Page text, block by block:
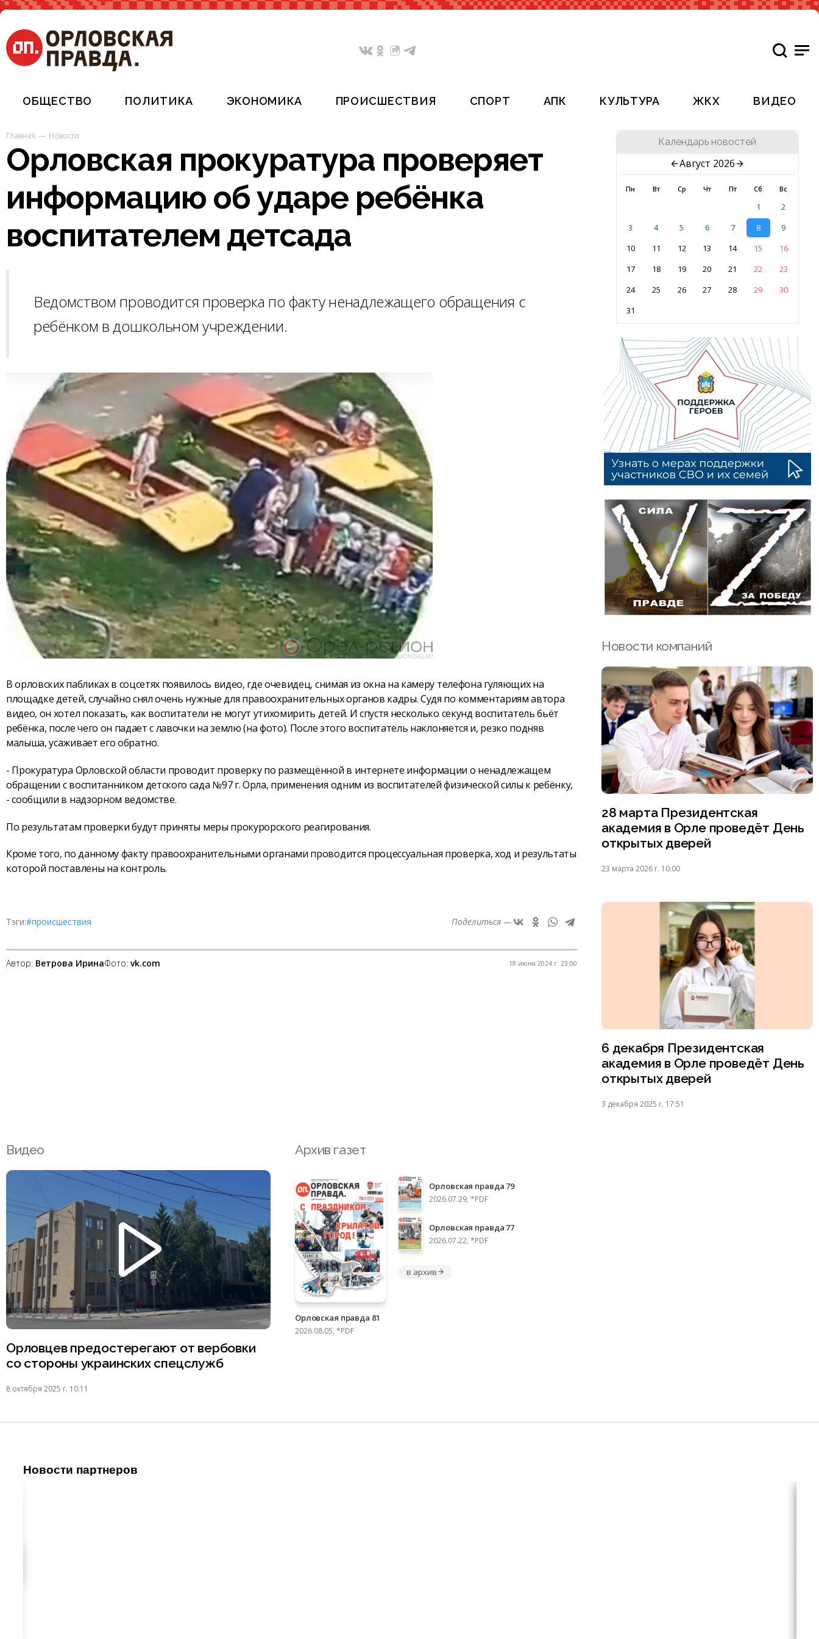
ОБЩЕСТВО ПОЛИТИКА ЭКОНОМИКА ПРОИСШЕСТВИЯ СПОРТ АПК КУЛЬТУРА ЖКХ ВИДЕО
Главная Новости
Орловская прокуратура проверяет
информацию об ударе ребёнка
воспитателем детсада
Ведомством проводится проверка по факту ненадлежащего обращения с
ребёнком в дошкольном учреждении.
В орловских пабликах в соцсетях появилось видео, где очевидец, снимая из окна на камеру телефона гуляющих на
площадке детей, случайно снял очень нужные для правоохранительных органов кадры. Судя по комментариям автора
видео, он хотел показать, как воспитатели не могут утихомирить детей. И спустя несколько секунд воспитатель бьёт
ребёнка, после чего он падает с лавочки на землю (на фото). После этого воспитатель наклоняется и, резко подняв
малыша, усаживает его обратно.
- Прокуратура Орловской области проводит проверку по размещённой в интернете информации о ненадлежащем
обращении с воспитанником детского сада №97 г. Орла, применения одним из воспитателей физической силы к ребёнку,
- сообщили в надзорном ведомстве.
По результатам проверки будут приняты меры прокурорского реагирования.
Кроме того, по данному факту правоохранительными органами проводится процессуальная проверка, ход и результаты
которой поставлены на контроль.
Тэги:#происшествия Поделиться —
Автор: Ветрова ИринаФото: vk.com 18 июня 2024 г. 23:00
Календарь новостей
Август 2026
Пн Вт Ср Чт Пт Сб Вс
1
2
3
4 5 6 7 8
9
10
11 12 13 14 15
16
17
18 19 20 21 22
23
24
25 26 27 28 29
30
31
Новости компаний
28 марта Президентская
академия в Орле проведёт День
открытых дверей
23 марта 2026 г. 10:00
6 декабря Президентская
академия в Орле проведёт День
открытых дверей
3 декабря 2025 г. 17:51
Видео
Орловцев предостерегают от вербовки
со стороны украинских спецслужб
8 октября 2025 г. 10:11
Архив газет
Орловская правда 81
2026.08.05, *PDF
Орловская правда 79
2026.07.29, *PDF
Орловская правда 77
2026.07.22, *PDF
в архив
Новости партнеров